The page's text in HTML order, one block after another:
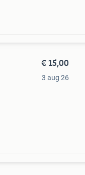
€ 15,00
3 aug 26